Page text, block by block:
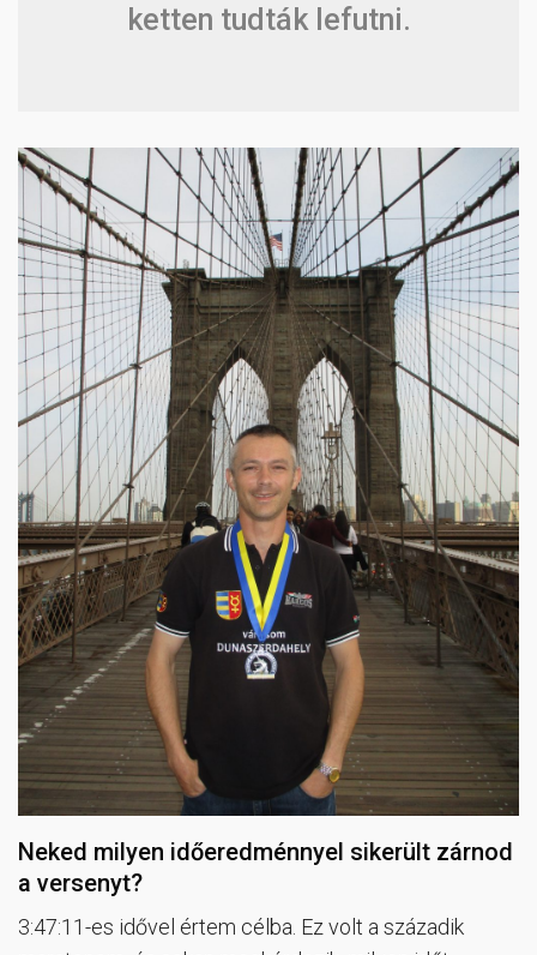
ketten tudták lefutni.
Neked milyen időeredménnyel sikerült zárnod
a versenyt?
3:47:11-es idővel értem célba. Ez volt a századik